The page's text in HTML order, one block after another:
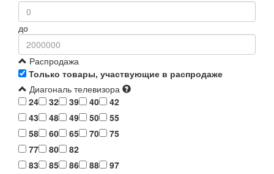
до
Распродажа
Только товары, участвующие в распродаже
Диагональ телевизора
24
32 39 40
42
43
48 49 50
55
58
60 65 70
75
77
80
82
83
85 86 88
97